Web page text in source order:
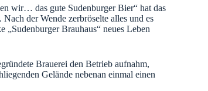
wir… das gute Sudenburger Bier“ hat das
der Wende zerbröselte alles und es
„Sudenburger Brauhaus“ neues Leben
Brauerei den Betrieb aufnahm,
Gelände nebenan einmal einen